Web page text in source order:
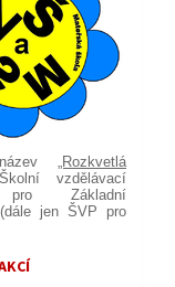
„Rozkvetlá
vzdělávací
pro Základní
jen ŠVP pro